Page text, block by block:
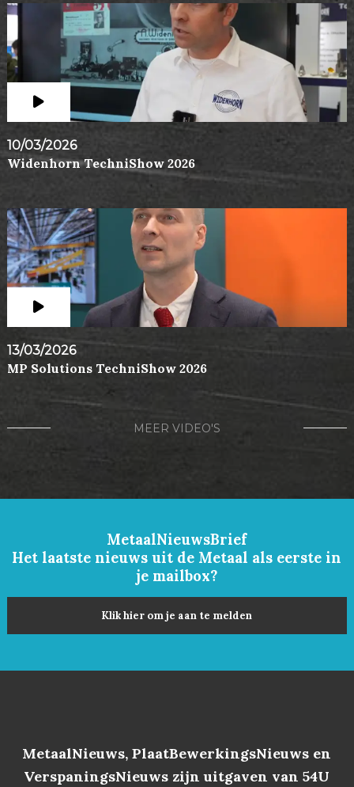
10/03/2026
Widenhorn TechniShow 2026
13/03/2026
MP Solutions TechniShow 2026
MEER VIDEO'S
MetaalNieuwsBrief
Het laatste nieuws uit de Metaal als eerste in
je mailbox?
Klik hier om je aan te melden
MetaalNieuws, PlaatBewerkingsNieuws en
VerspaningsNieuws zijn uitgaven van 54U